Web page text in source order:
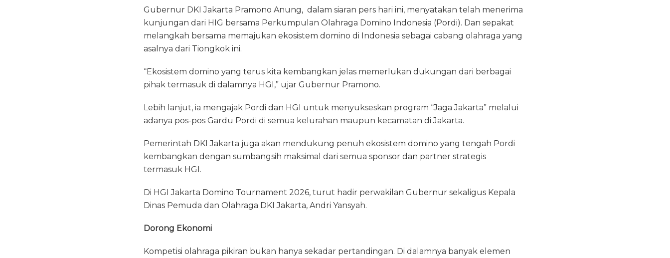
Gubernur DKI Jakarta Pramono Anung, dalam siaran pers hari ini, menyatakan telah menerima
kunjungan dari HIG bersama Perkumpulan Olahraga Domino Indonesia (Pordi). Dan sepakat
melangkah bersama memajukan ekosistem domino di Indonesia sebagai cabang olahraga yang
asalnya dari Tiongkok ini.
“Ekosistem domino yang terus kita kembangkan jelas memerlukan dukungan dari berbagai
pihak termasuk di dalamnya HGI,” ujar Gubernur Pramono.
Lebih lanjut, ia mengajak Pordi dan HGI untuk menyukseskan program “Jaga Jakarta” melalui
adanya pos-pos Gardu Pordi di semua kelurahan maupun kecamatan di Jakarta.
Pemerintah DKI Jakarta juga akan mendukung penuh ekosistem domino yang tengah Pordi
kembangkan dengan sumbangsih maksimal dari semua sponsor dan partner strategis
termasuk HGI.
Di HGI Jakarta Domino Tournament 2026, turut hadir perwakilan Gubernur sekaligus Kepala
Dinas Pemuda dan Olahraga DKI Jakarta, Andri Yansyah.
Dorong Ekonomi
Kompetisi olahraga pikiran bukan hanya sekadar pertandingan. Di dalamnya banyak elemen